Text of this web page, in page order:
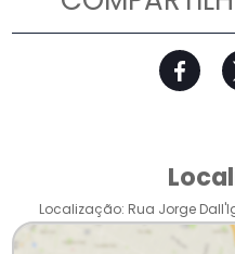
Localização: Rua Jorge